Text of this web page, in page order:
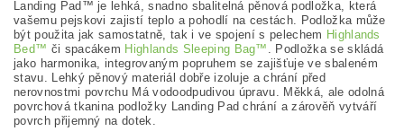
Landing Pad™ je lehká, snadno sbalitelná pěnová podložka, která
vašemu pejskovi zajistí teplo a pohodlí na cestách. Podložka může
být použita jak samostatně, tak i ve spojení s pelechem Highlands
Bed™ či spacákem Highlands Sleeping Bag™ . Podložka se skládá
jako harmonika, integrovaným popruhem se zajišťuje ve sbaleném
stavu. Lehký pěnový materiál dobře izoluje a chrání před
nerovnostmi povrchu Má vodoodpudivou úpravu. Měkká, ale odolná
povrchová tkanina podložky Landing Pad chrání a zárověň vytváří
povrch přijemný na dotek.